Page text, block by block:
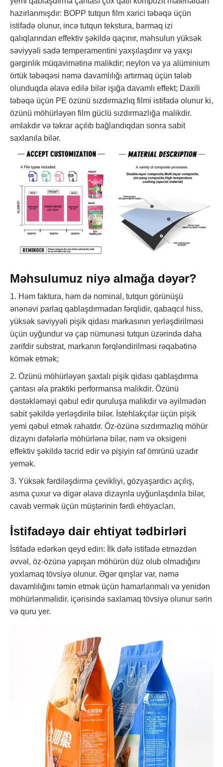
hazırlanmışdır: BOPP tutqun film xarici təbəqə üçün
istifadə olunur, incə tutqun tekstura, barmaq izi
qalıqlarından effektiv şəkildə qaçınır, məhsulun yüksək
səviyyəli sadə temperamentini yaxşılaşdırır və yaxşı
gərginlik müqavimətinə malikdir; neylon və ya alüminium
örtük təbəqəsi nəmə davamlılığı artırmaq üçün tələb
olunduqda əlavə edilə bilər işığa davamlı effekt; Daxili
təbəqə üçün PE özünü sızdırmazlıq filmi istifadə olunur ki,
özünü möhürləyən film güclü sızdırmazlığa malikdir.
əmlakdır və təkrar açılıb bağlandıqdan sonra sabit
saxlanıla bilər.
Məhsulumuz niyə almağa dəyər?
1. Həm faktura, həm də nominal, tutqun görünüşü
ənənəvi parlaq qablaşdırmadan fərqlidir, qabaqcıl hiss,
yüksək səviyyəli pişik qidası markasının yerləşdirilməsi
üçün uyğundur və çap nümunəsi tutqun üzərində daha
zərifdir substrat, markanın fərqləndirilməsi rəqabətinə
kömək etmək;
2. Özünü möhürləyən şaxtalı pişik qidası qablaşdırma
çantası əla praktiki performansa malikdir. Özünü
dəstəkləməyi qəbul edir quruluşa malikdir və əyilmədən
sabit şəkildə yerləşdirilə bilər. İstehlakçılar üçün pişik
yemi qəbul etmək rahatdır. Öz-özünə sızdırmazlıq möhür
dizaynı dəfələrlə möhürlənə bilər, nəm və oksigeni
effektiv şəkildə təcrid edir və pişiyin raf ömrünü uzadır
yemək.
3. Yüksək fərdiləşdirmə çevikliyi, gözyaşardıcı açılış,
asma çuxur və digər əlavə dizaynla uyğunlaşdırıla bilər,
cavab vermək üçün müştərinin fərdi ehtiyacları.
İstifadəyə dair ehtiyat tədbirləri
İstifadə edərkən qeyd edin: İlk dəfə istifadə etməzdən
əvvəl, öz-özünə yapışan möhürün düz olub olmadığını
yoxlamaq tövsiyə olunur. Əgər qırışlar var, nəmə
davamlılığını təmin etmək üçün hamarlanmalı və yenidən
möhürlənməlidir. içərisində saxlamaq tövsiyə olunur sərin
və quru yer.